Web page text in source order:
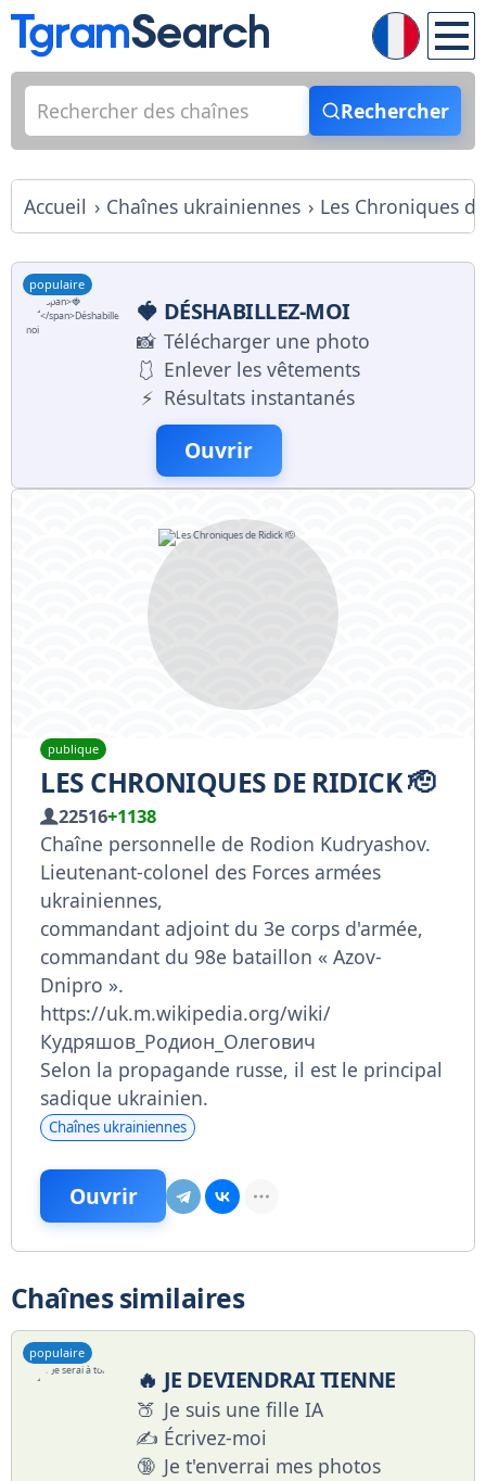
Rechercher
Accueil Chaînes ukrainiennes Les Chroniques
populaire
🍓 DÉSHABILLEZ-MOI
📸 Télécharger une photo
🩱 Enlever les vêtements
⚡️ Résultats instantanés
Ouvrir
publique
LES CHRONIQUES DE RIDICK 🫡
22516+1138
Chaîne personnelle de Rodion Kudryashov.
Lieutenant-colonel des Forces armées
ukrainiennes,
commandant adjoint du 3e corps d'armée,
commandant du 98e bataillon « Azov-
Dnipro ».
https://uk.m.wikipedia.org/wiki/
Кудряшов_Родион_Олегович
Selon la propagande russe, il est le principal
sadique ukrainien.
Chaînes ukrainiennes
Ouvrir
Chaînes similaires
populaire
🔥 JE DEVIENDRAI TIENNE
🍑 Je suis une fille IA
✍️ Écrivez-moi
🔞 Je t'enverrai mes photos